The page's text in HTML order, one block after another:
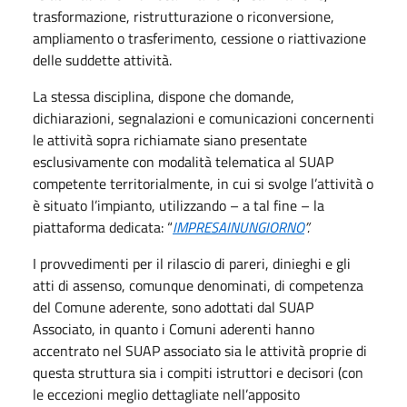
trasformazione, ristrutturazione o riconversione,
ampliamento o trasferimento, cessione o riattivazione
delle suddette attività.
La stessa disciplina, dispone che domande,
dichiarazioni, segnalazioni e comunicazioni concernenti
le attività sopra richiamate siano presentate
esclusivamente con modalità telematica al SUAP
competente territorialmente, in cui si svolge l’attività o
è situato l’impianto, utilizzando – a tal fine – la
piattaforma dedicata: “IMPRESAINUNGIORNO”.
I provvedimenti per il rilascio di pareri, dinieghi e gli
atti di assenso, comunque denominati, di competenza
del Comune aderente, sono adottati dal SUAP
Associato, in quanto i Comuni aderenti hanno
accentrato nel SUAP associato sia le attività proprie di
questa struttura sia i compiti istruttori e decisori (con
le eccezioni meglio dettagliate nell’apposito